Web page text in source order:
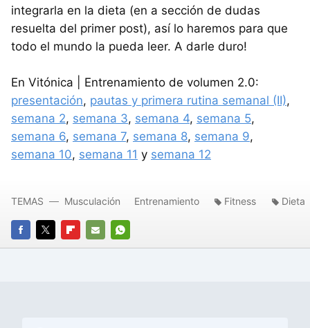
integrarla en la dieta (en a sección de dudas
resuelta del primer post), así lo haremos para que
todo el mundo la pueda leer. A darle duro!
En Vitónica | Entrenamiento de volumen 2.0:
presentación, pautas y primera rutina semanal (II),
semana 2, semana 3, semana 4, semana 5,
semana 6, semana 7, semana 8, semana 9,
semana 10, semana 11 y semana 12
FACEBOOK
TWITTERFLIPBOARD
E-
WHATSAPP
TEMAS Musculación Entrenamiento Fitness Dieta